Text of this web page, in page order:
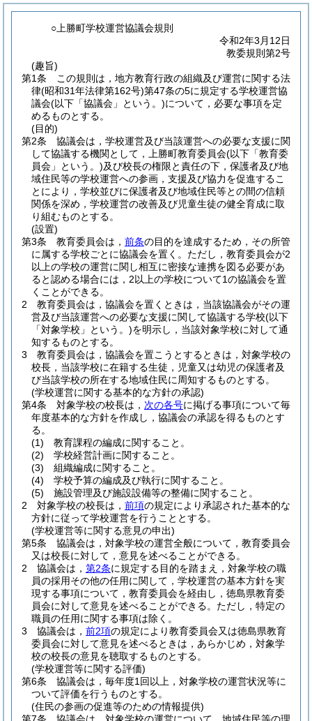
○上勝町学校運営協議会規則
令和2年3月12日
教委規則第2号
(趣旨)
第1条
この規則は，地方教育行政の組織及び運営に関する法
律(昭和31年法律第162号)第47条の5に規定する学校運営協
議会(以下「協議会」という。)について，必要な事項を定
めるものとする。
(目的)
第2条
協議会は，学校運営及び当該運営への必要な支援に関
して協議する機関として，上勝町教育委員会(以下「教育委
員会」という。)及び校長の権限と責任の下，保護者及び地
域住民等の学校運営への参画，支援及び協力を促進するこ
とにより，学校並びに保護者及び地域住民等との間の信頼
関係を深め，学校運営の改善及び児童生徒の健全育成に取
り組むものとする。
(設置)
第3条
教育委員会は， 前条の目的を達成するため，その所管
に属する学校ごとに協議会を置く。 ただし，教育委員会が2
以上の学校の運営に関し相互に密接な連携を図る必要があ
ると認める場合には，2以上の学校について1の協議会を置
くことができる。
2
教育委員会は，協議会を置くときは，当該協議会がその運
営及び当該運営への必要な支援に関して協議する学校(以下
「対象学校」という。)を明示し，当該対象学校に対して通
知するものとする。
3
教育委員会は，協議会を置こうとするときは，対象学校の
校長，当該学校に在籍する生徒，児童又は幼児の保護者及
び当該学校の所在する地域住民に周知するものとする。
(学校運営に関する基本的な方針の承認)
第4条
対象学校の校長は， 次の各号に掲げる事項について毎
年度基本的な方針を作成し，協議会の承認を得るものとす
る。
(1)
教育課程の編成に関すること。
(2)
学校経営計画に関すること。
(3)
組織編成に関すること。
(4)
学校予算の編成及び執行に関すること。
(5)
施設管理及び施設設備等の整備に関すること。
2
対象学校の校長は， 前項の規定により承認された基本的な
方針に従って学校運営を行うこととする。
(学校運営等に関する意見の申出)
第5条
協議会は，対象学校の運営全般について，教育委員会
又は校長に対して，意見を述べることができる。
2
協議会は， 第2条に規定する目的を踏まえ，対象学校の職
員の採用その他の任用に関して，学校運営の基本方針を実
現する事項について，教育委員会を経由し，徳島県教育委
員会に対して意見を述べることができる。 ただし，特定の
職員の任用に関する事項は除く。
3
協議会は， 前2項の規定により教育委員会又は徳島県教育
委員会に対して意見を述べるときは，あらかじめ，対象学
校の校長の意見を聴取するものとする。
(学校運営等に関する評価)
第6条
協議会は，毎年度1回以上，対象学校の運営状況等に
ついて評価を行うものとする。
(住民の参画の促進等のための情報提供)